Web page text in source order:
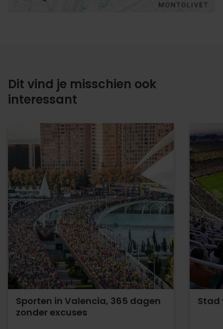
Dit vind je misschien ook
interessant
Sporten in Valencia, 365 dagen
zonder excuses
Stad